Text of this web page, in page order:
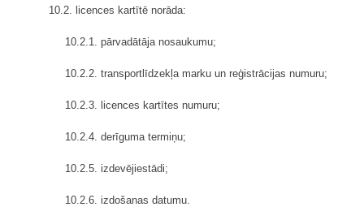
10.2. licences kartītē norāda:
10.2.1. pārvadātāja nosaukumu;
10.2.2. transportlīdzekļa marku un reģistrācijas numuru;
10.2.3. licences kartītes numuru;
10.2.4. derīguma termiņu;
10.2.5. izdevējiestādi;
10.2.6. izdošanas datumu.